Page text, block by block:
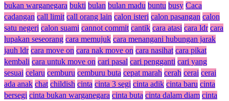
bukan warganegara bukti bulan bulan madu buntu busy Caca
cadangan call limit call orang lain calon isteri calon pasangan calon
satu negeri calon suami cannot commit cantik cara atasi cara ldr cara
lupakan seseorang cara memujuk cara menangani hubungan jarak
jauh ldr cara move on cara nak move on cara nasihat cara pikat
kembali cara untuk move on cari pasal cari pengganti cari yang
sesuai celaru cemburu cemburu buta cepat marah cerah cerai cerai
ada anak chat childish cinta cinta 3 segi cinta adik cinta baru cinta
bersegi cinta bukan warganegara cinta buta cinta dalam diam cinta